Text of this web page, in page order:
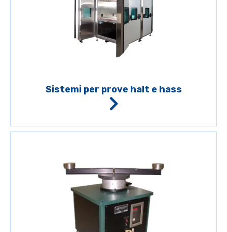
Sistemi per prove halt e hass